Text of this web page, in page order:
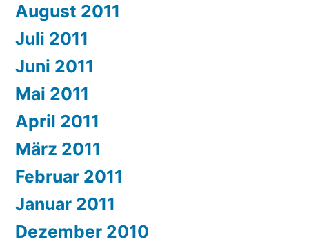
August 2011
Juli 2011
Juni 2011
Mai 2011
April 2011
März 2011
Februar 2011
Januar 2011
Dezember 2010